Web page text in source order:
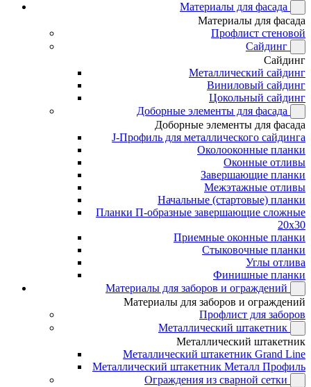
Материалы для фасада
Материалы для фасада
Профлист стеновой
Сайдинг
Сайдинг
Металлический сайдинг
Виниловый сайдинг
Цокольный сайдинг
Доборные элементы для фасада
Доборные элементы для фасада
J-Профиль для металлического сайдинга
Околооконные планки
Оконные отливы
Завершающие планки
Межэтажные отливы
Начальные (стартовые) планки
Планки П-образные завершающие сложные
20x30
Приемные оконные планки
Стыковочные планки
Углы отлива
Финишные планки
Материалы для заборов и ограждений
Материалы для заборов и ограждений
Профлист для заборов
Металлический штакетник
Металлический штакетник
Металлический штакетник Grand Line
Металлический штакетник Металл Профиль
Ограждения из сварной сетки